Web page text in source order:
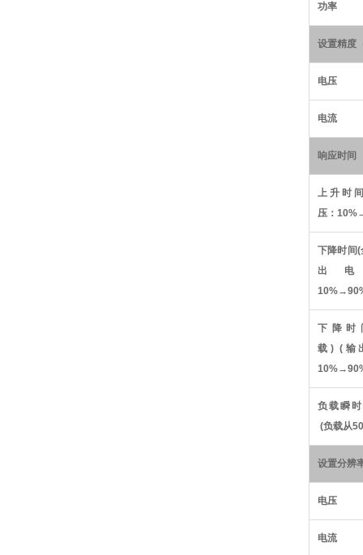
功率
设置精度
电压
电流
响应时间
上升时
压： 10%
下降时间(
出
10%→
下降时
载 ) (输
10%→
负载瞬
(负载从50
设置分辨
电压
电流